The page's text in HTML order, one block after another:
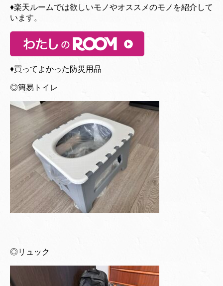
♦︎楽天ルームでは欲しいモノやオススメのモノを紹介して
います。
♦︎買ってよかった防災用品
◎簡易トイレ
◎リュック